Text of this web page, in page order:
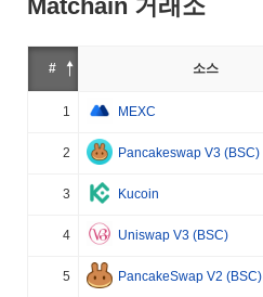
Matchain 거래소
# 소스
1 MEXC
2 Pancakeswap V3 (BSC)
3 Kucoin
4 Uniswap V3 (BSC)
5 PancakeSwap V2 (BSC)